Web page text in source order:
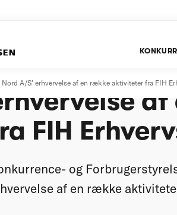
Nord A/S’ erhvervelse af en række aktiviteter fra FIH
FIH
og
af en række